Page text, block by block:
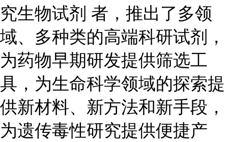
究生物试剂 者，推出了多领
域、多种类的高端科研试剂，
为药物早期研发提供筛选工
具，为生命科学领域的探索提
供新材料、新方法和新手段，
为遗传毒性研究提供便捷产